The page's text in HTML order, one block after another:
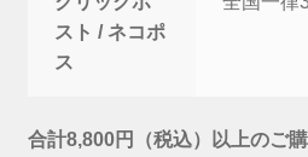
スト / ネコポ
ス
合計8,800円（税込）以上のご